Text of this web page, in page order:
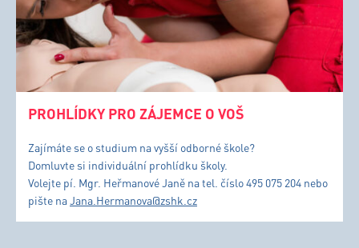
PROHLÍDKY PRO ZÁJEMCE O VOŠ
Zajímáte se o studium na vyšší odborné škole?
Domluvte si individuální prohlídku školy.
Volejte pí. Mgr. Heřmanové Janě na tel. číslo 495 075 204 nebo
pište naJana.Hermanova@zshk.cz